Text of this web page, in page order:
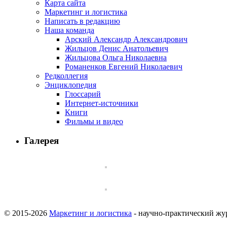
Карта сайта
Маркетинг и логистика
Написать в редакцию
Наша команда
Арский Александр Александрович
Жильцов Денис Анатольевич
Жильцова Ольга Николаевна
Романенков Евгений Николаевич
Редколлегия
Энциклопедия
Глоссарий
Интернет-источники
Книги
Фильмы и видео
Галерея
© 2015-2026 Маркетинг и логистика - научно-практический